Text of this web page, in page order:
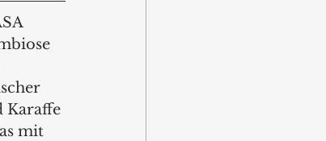
Karaffe
mit